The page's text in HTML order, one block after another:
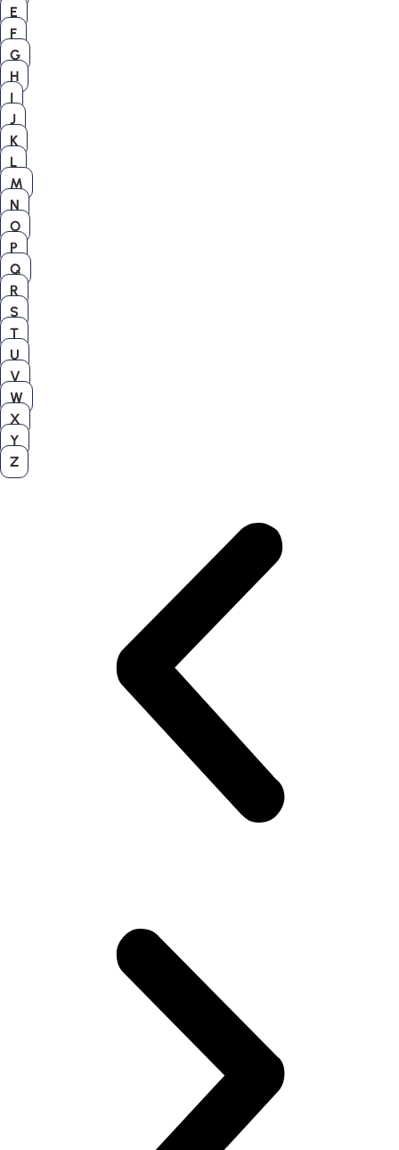
E
F
G
H
I
J
K
L
M
N
O
P
Q
R
S
T
U
V
W
X
Y
Z